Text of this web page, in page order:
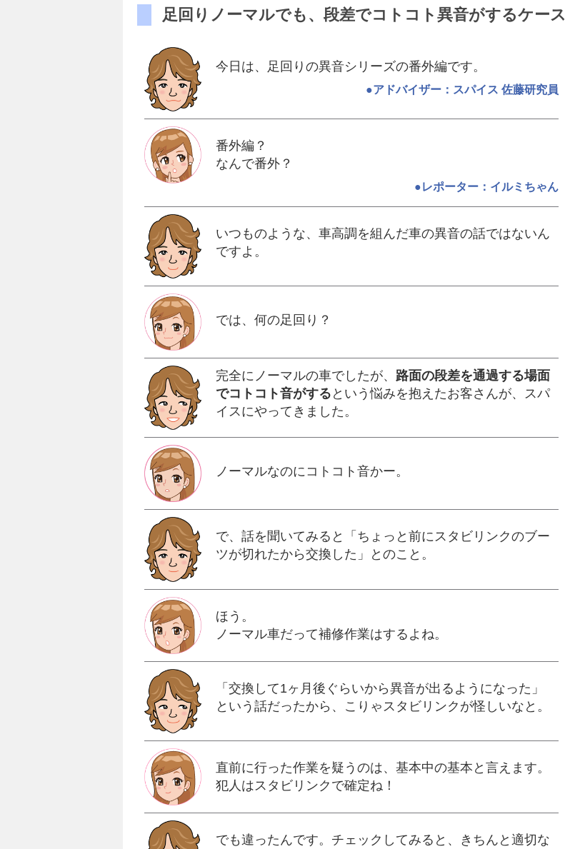
足回りノーマルでも、段差でコトコト異音がするケース
今日は、足回りの異音シリーズの番外編です。
●アドバイザー：スパイス 佐藤研究員
番外編？
なんで番外？
●レポーター：イルミちゃん
いつものような、車高調を組んだ車の異音の話ではないん
ですよ。
では、何の足回り？
完全にノーマルの車でしたが、 路面の段差を通過する場面
でコトコト音がする という悩みを抱えたお客さんが、スパ
イスにやってきました。
ノーマルなのにコトコト音かー。
で、話を聞いてみると「ちょっと前にスタビリンクのブー
ツが切れたから交換した」とのこと。
ほう。
ノーマル車だって補修作業はするよね。
「交換して1ヶ月後ぐらいから異音が出るようになった」
という話だったから、こりゃスタビリンクが怪しいなと。
直前に行った作業を疑うのは、基本中の基本と言えます。
犯人はスタビリンクで確定ね！
でも違ったんです。チェックしてみると、きちんと適切な